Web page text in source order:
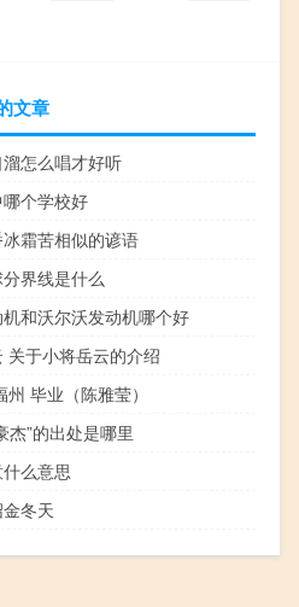
文章
怎么唱才好听
个学校好
霜苦相似的谚语
界线是什么
和沃尔沃发动机哪个好
关于小将岳云的介绍
毕业（陈雅莹）
杰”的出处是哪里
么意思
冬天